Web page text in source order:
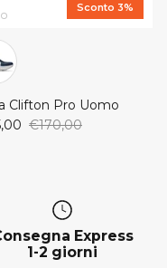
Sconto 3%
Clifton Pro Uomo
€170,00
Express
1-2 giorni